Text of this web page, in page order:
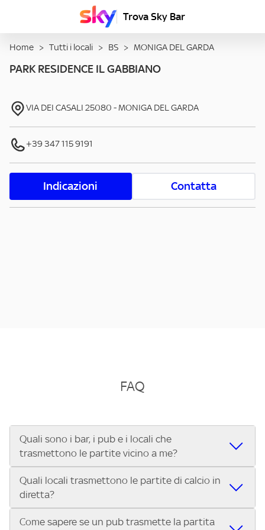
Trova Sky Bar
Home > Tutti i locali > BS > MONIGA DEL GARDA
PARK RESIDENCE IL GABBIANO
VIA DEI CASALI 25080 -MONIGA DEL GARDA
+39 347 115 9191
Indicazioni Contatta
FAQ
Quali sono i bar, i pub e i locali che
trasmettono le partite vicino a me?
Se cerchi un bar, pub, ristorante o locale vicino a te per
vedere le partite di Serie A ENILIVE, la Serie C Sky Wifi, la
UEFA Champions League, la UEFA Europa League, la UEFA
Conference League, il Tennis, la Formula 1®, la MotoGP™ e
Quali locali trasmettono le partite di calcio in
diretta?
Vuoi sapere quali bar, pub o ristoranti mostrano le partite
Come sapere se un pub trasmette la partita